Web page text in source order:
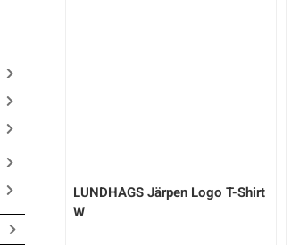
LUNDHAGSJärpen Logo T-Shirt
W